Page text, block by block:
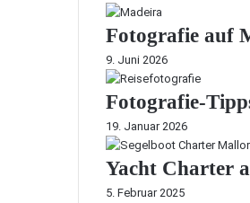
Fotografie auf
9. Juni 2026
Fotografie-
19. Januar 2026
Yacht Charter
5. Februar 2025